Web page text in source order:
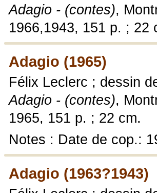
Adagio - (contes),
1966,1943, 151 p. ; 22
Adagio (1965)
Félix Leclerc ; dessin
Adagio - (contes),
1965, 151 p. ; 22 cm.
Notes : Date de cop.:
Adagio (1963?1943)